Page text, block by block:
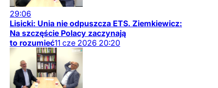
29:06
Lisicki: Unia nie odpuszcza ETS. Ziemkiewicz:
Na szczęście Polacy zaczynają
to rozumieć11 cze 2026 20:20